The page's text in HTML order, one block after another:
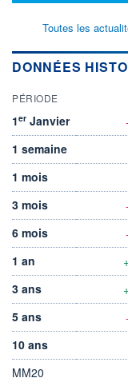
Toutes les
DONNÉES
PÉRIODE
1er Janvier
1 semaine
1 mois
3 mois
6 mois
1 an
3 ans
5 ans
10 ans
MM20